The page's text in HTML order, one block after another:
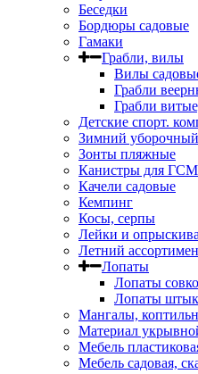
Беседки
Бордюры садовые
Гамаки
Грабли, вилы
Вилы
Грабли
Грабли
Детские спорт.
Зимний
Зонты пляжные
Канистры для ГСМ
Качели садовые
Кемпинг
Косы, серпы
Лейки и
Летний
Лопаты
Лопаты
Лопаты
Мангалы,
Материал
Мебель
Мебель садовая,